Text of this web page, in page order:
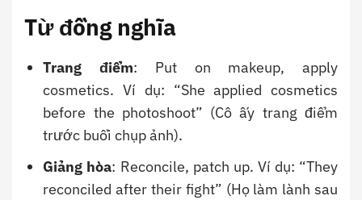
Từ đồng nghĩa
Trang điểm: Put on makeup, apply
cosmetics. Ví dụ: “She applied cosmetics
before the photoshoot” (Cô ấy trang điểm
trước buổi chụp ảnh).
Giảng hòa: Reconcile, patch up. Ví dụ: “They
reconciled after their fight” (Họ làm lành sau